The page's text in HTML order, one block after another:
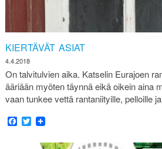
KIERTÄVÄT ASIAT
4.4.2018
On talvitulvien aika. Katselin Eurajoen
ääriään myöten täynnä eikä oikein aina
vaan tunkee vettä rantaniityille, pelloille
Facebook
Twitter